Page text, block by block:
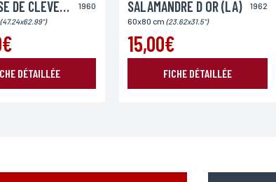
Monde
1960
PRINCESSE DE CLEVES (LA)
(47.24x62.99")
DÉTAILLÉE
1962
SALAMANDRE D OR (LA)
60x80 cm (23.62x31.5")
15,00€
FICHE DÉTAILLÉE